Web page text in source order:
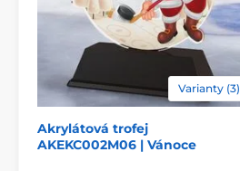
Varianty (3)
Akrylátová trofej
AKEKC002M06 | Vánoce